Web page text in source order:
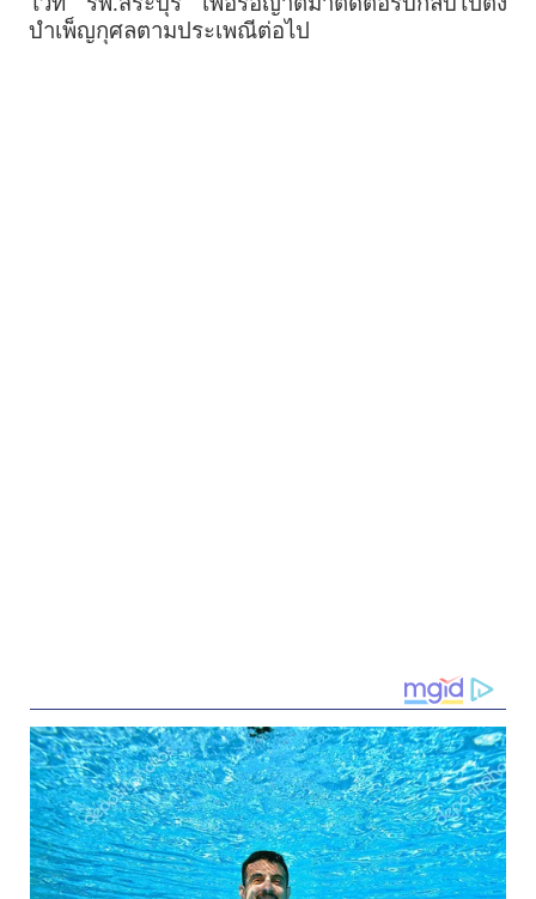
บำเพ็ญกุศลตามประเพณีต่อไป